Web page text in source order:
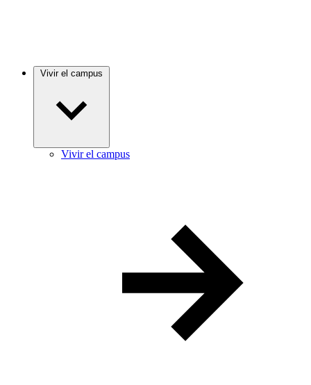
Vivir el campus
Vivir el campus